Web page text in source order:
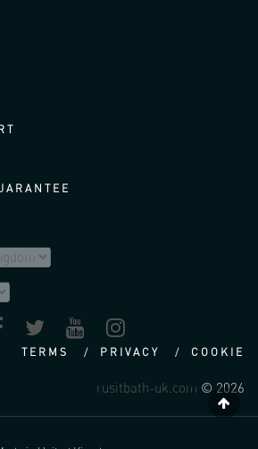
TERMS PRIVACY COOKIE
rusitbath-uk.com © 2026